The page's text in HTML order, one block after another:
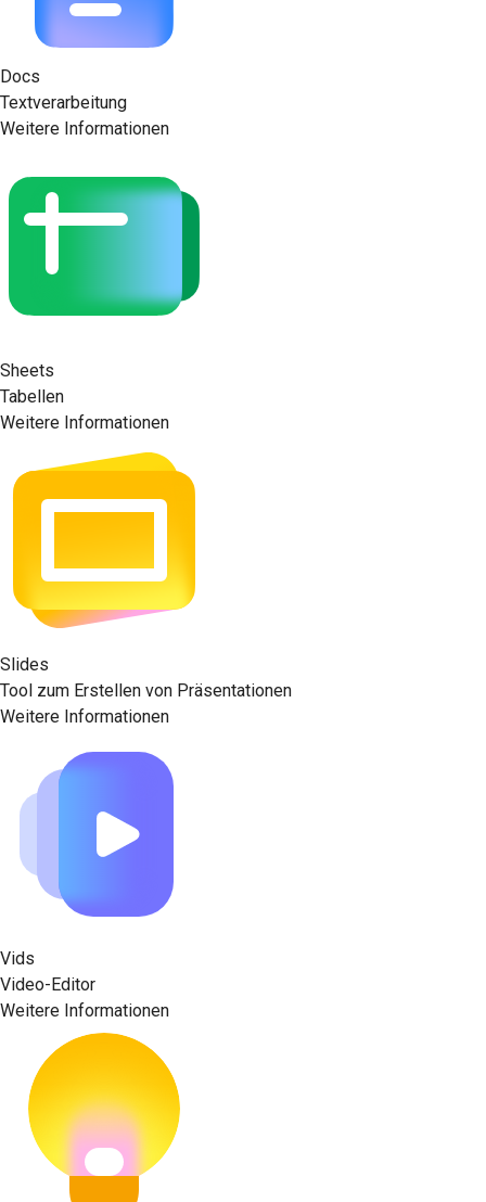
Docs
Textverarbeitung
Weitere Informationen
Sheets
Tabellen
Weitere Informationen
Slides
Tool zum Erstellen von Präsentationen
Weitere Informationen
Vids
Video-Editor
Weitere Informationen